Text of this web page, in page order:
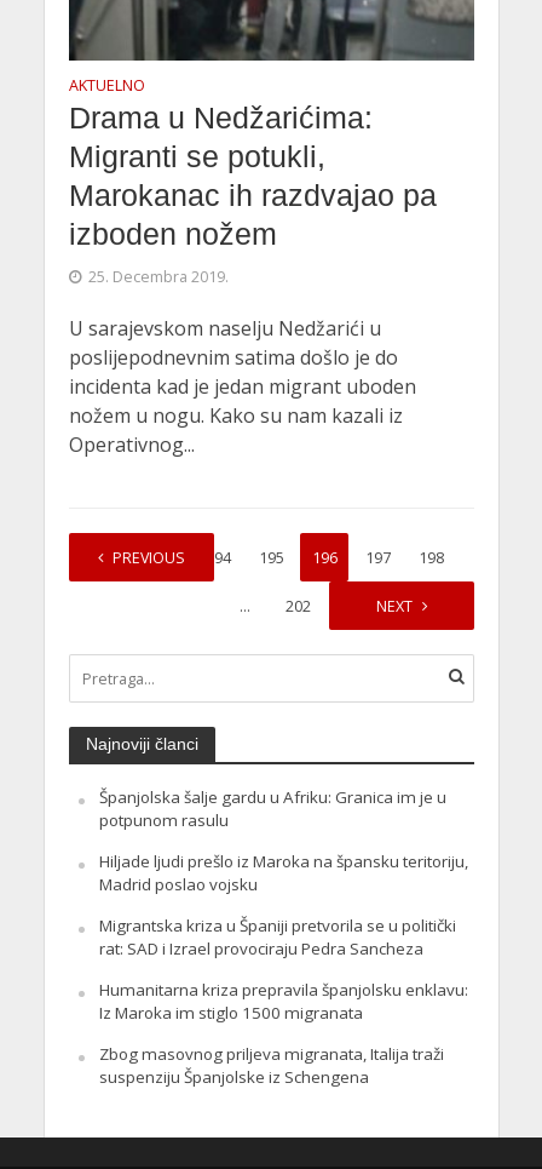
AKTUELNO
Drama u Nedžarićima:
Migranti se potukli,
Marokanac ih razdvajao pa
izboden nožem
25. Decembra 2019.
U sarajevskom naselju Nedžarići u
poslijepodnevnim satima došlo je do
incidenta kad je jedan migrant uboden
nožem u nogu. Kako su nam kazali iz
Operativnog...
PREVIOUS
1 … 194 195 196 197 198
… 202 NEXT
Najnoviji članci
Španjolska šalje gardu u Afriku: Granica im je u
potpunom rasulu
Hiljade ljudi prešlo iz Maroka na špansku teritoriju,
Madrid poslao vojsku
Migrantska kriza u Španiji pretvorila se u politički
rat: SAD i Izrael provociraju Pedra Sancheza
Humanitarna kriza prepravila španjolsku enklavu:
Iz Maroka im stiglo 1500 migranata
Zbog masovnog priljeva migranata, Italija traži
suspenziju Španjolske iz Schengena